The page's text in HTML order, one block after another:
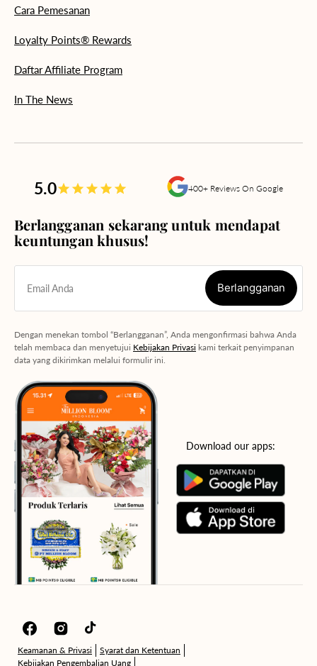
Cara Pemesanan
Loyalty Points® Rewards
Daftar Affiliate Program
In The News
5.0 400+ Reviews On Google
Berlangganan sekarang untuk mendapat
keuntungan khusus!
Email Anda Berlangganan
Dengan menekan tombol “Berlangganan”, Anda mengonfirmasi bahwa Anda
telah membaca dan menyetujui Kebijakan Privasi kami terkait penyimpanan
data yang dikirimkan melalui formulir ini.
Download our apps:
FacebookInstagramTikTok
Keamanan & Privasi
Syarat dan Ketentuan
Kebijakan Pengembalian Uang